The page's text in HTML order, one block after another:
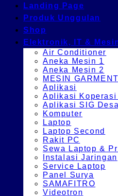
Landing Page
Produk Unggulan
Shop
Elektronik, IT &
Air Conditioner
Aneka Mesin 1
Aneka Mesin 2
MESIN
Aplikasi
Aplikasi Koperasi
Aplikasi SIG Desa
Komputer
Laptop
Laptop Second
Rakit PC
Sewa Laptop &
Instalasi Jaringan
Service Laptop
Panel Surya
SAMAFITRO
Videotron